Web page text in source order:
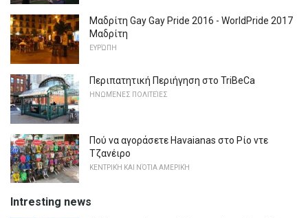
Μαδρίτη Gay Gay Pride 2016 - WorldPride 2017
Μαδρίτη
ΕΥΡΏΠΗ
Περιπατητική Περιήγηση στο TriBeCa
ΗΝΩΜΈΝΕΣ ΠΟΛΙΤΕΊΕΣ
Πού να αγοράσετε Havaianas στο Ρίο ντε
Τζανέιρο
ΚΕΝΤΡΙΚΉ ΚΑΙ ΝΌΤΙΑ ΑΜΕΡΙΚΉ
Intresting news